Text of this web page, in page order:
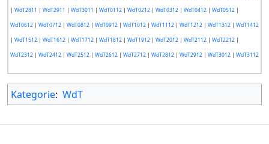
| WdT2811 | WdT2911 | WdT3011 | WdT0112| WdT0212| WdT0312| WdT0412| WdT0512|
WdT0612| WdT0712| WdT0812| WdT0912| WdT1012| WdT1112| WdT1212| WdT1312| WdT1412
| WdT1512| WdT1612| WdT1712| WdT1812| WdT1912| WdT2012| WdT2112| WdT2212|
WdT2312| WdT2412| WdT2512| WdT2612| WdT2712| WdT2812| WdT2912| WdT3012| WdT3112
Kategorie: WdT